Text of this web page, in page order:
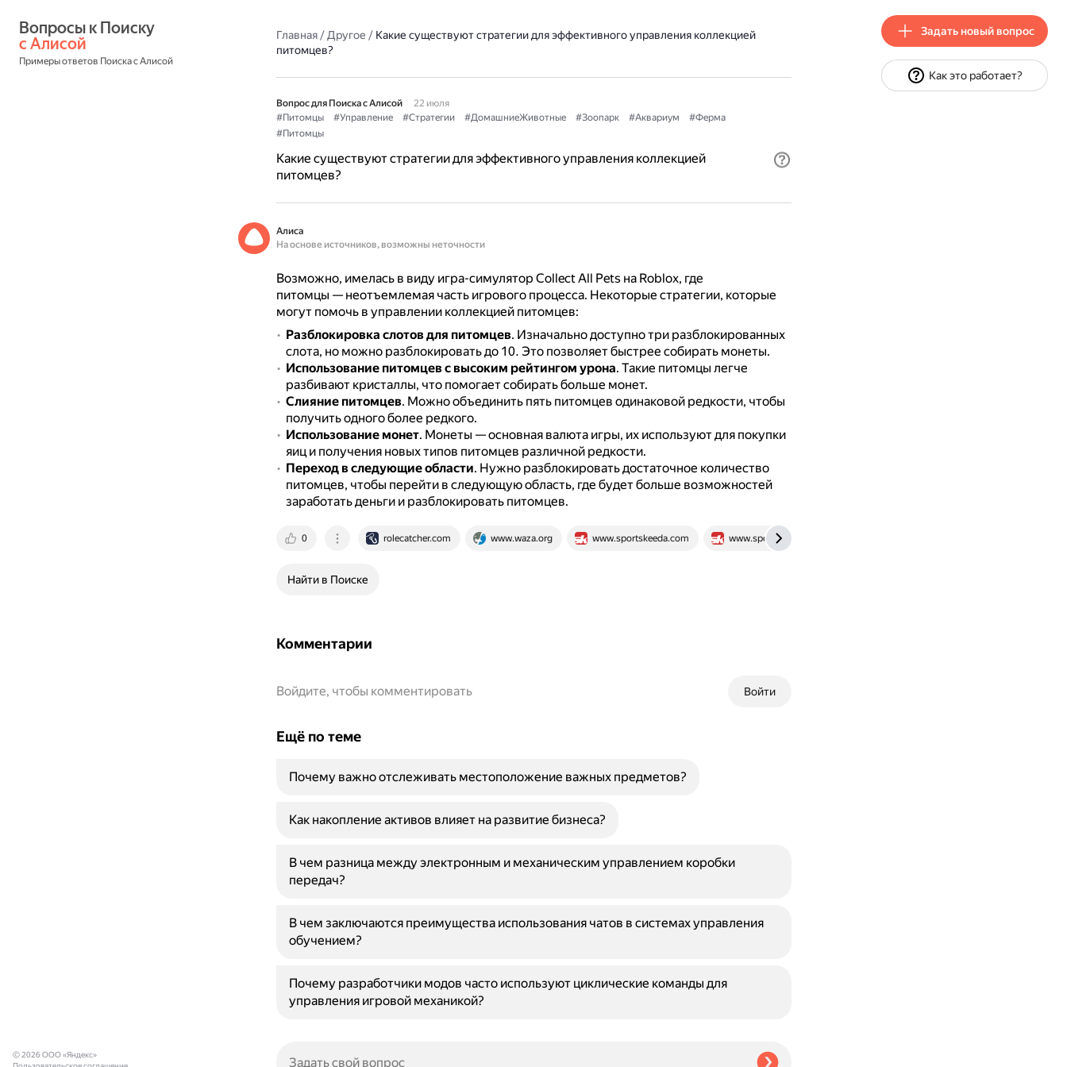
с Алисой
Примеры ответов Поиска с Алисой
Главная/Другое / Какие существуют стратегии для эффективного управления коллекцией
питомцев?
Вопрос для Поиска с Алисой
22 июля
#Питомцы
#Управление #Стратегии #ДомашниеЖивотные #Зоопарк #Аквариум
#Ферма
#Питомцы
Какие существуют стратегии для эффективного управления коллекцией
питомцев?
Алиса
На основе источников, возможны неточности
Возможно, имелась в виду игра-симулятор Collect All Pets на Roblox, где
питомцы — неотъемлемая часть игрового процесса. Некоторые стратегии, которые
могут помочь в управлении коллекцией питомцев:
Разблокировка слотов для питомцев. Изначально доступно три разблокированных
слота, но можно разблокировать до 10. Это позволяет быстрее собирать монеты.
Использование питомцев с высоким рейтингом урона. Такие питомцы легче
разбивают кристаллы, что помогает собирать больше монет.
Слияние питомцев. Можно объединить пять питомцев одинаковой редкости, чтобы
получить одного более редкого.
Использование монет. Монеты — основная валюта игры, их используют для покупки
яиц и получения новых типов питомцев различной редкости.
Переход в следующие области. Нужно разблокировать достаточное количество
питомцев, чтобы перейти в следующую область, где будет больше возможностей
заработать деньги и разблокировать питомцев.
0 rolecatcher.com www.waza.org www.sportskeeda.com www.sportskeeda.com
Найти в Поиске
Комментарии
Войти
Войдите, чтобы комментировать
Ещё по теме
Почему важно отслеживать местоположение важных предметов?
Как накопление активов влияет на развитие бизнеса?
В чем разница между электронным и механическим управлением коробки
передач?
В чем заключаются преимущества использования чатов в системах управления
обучением?
Почему разработчики модов часто используют циклические команды для
управления игровой механикой?
© 2026 ООО «Яндекс»
Задать новый вопрос
Как это работает?